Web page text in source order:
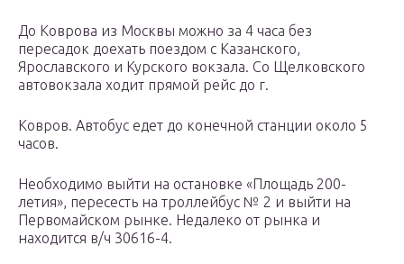
До Коврова из Москвы можно за 4 часа без
пересадок доехать поездом с Казанского,
Ярославского и Курского вокзала. Со Щелковского
автовокзала ходит прямой рейс до г.
Ковров. Автобус едет до конечной станции около 5
часов.
Необходимо выйти на остановке «Площадь 200-
летия», пересесть на троллейбус № 2 и выйти на
Первомайском рынке. Недалеко от рынка и
находится в/ч 30616-4.